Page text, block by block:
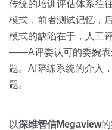
传统的培训评估体系往
模式，前者测试记忆，
模式的缺陷在于，人工
——A评委认可的委婉表
题。AI陪练系统的介入
题。
以深维智信Megaview